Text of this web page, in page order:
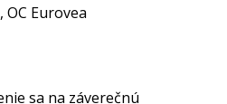
OC Eurovea
sa na záverečnú